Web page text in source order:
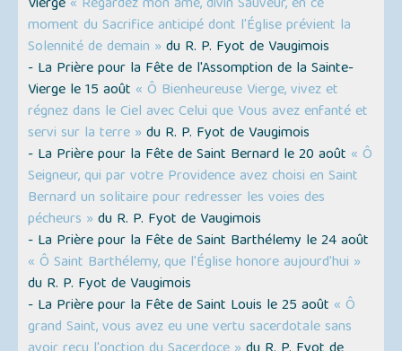
moment du Sacrifice anticipé dont l'Église prévient la
Solennité de demain » du R. P. Fyot de Vaugimois
- La Prière pour la Fête de l'Assomption de la Sainte-
Vierge le 15 août « Ô Bienheureuse Vierge, vivez et
régnez dans le Ciel avec Celui que Vous avez enfanté et
servi sur la terre » du R. P. Fyot de Vaugimois
- La Prière pour la Fête de Saint Bernard le 20 août « Ô
Seigneur, qui par votre Providence avez choisi en Saint
Bernard un solitaire pour redresser les voies des
pécheurs » du R. P. Fyot de Vaugimois
- La Prière pour la Fête de Saint Barthélemy le 24 août
« Ô Saint Barthélemy, que l'Église honore aujourd'hui »
du R. P. Fyot de Vaugimois
- La Prière pour la Fête de Saint Louis le 25 août « Ô
grand Saint, vous avez eu une vertu sacerdotale sans